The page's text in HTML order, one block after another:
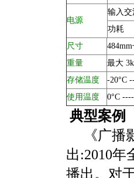
电源
输入
功耗
尺寸
重量
最大
存储温度
-20°C
使用温度
0°C
典型案例
《广播
出:2010年
播出。对